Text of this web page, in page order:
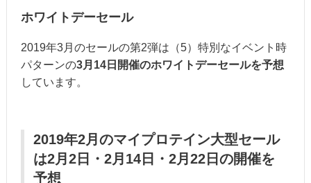
ホワイトデーセール
2019年3月のセールの第2弾は（5）特別なイベント時
パターンの3月14日開催のホワイトデーセールを予想
しています。
2019年2月のマイプロテイン大型セール
は2月2日・2月14日・2月22日の開催を
予想